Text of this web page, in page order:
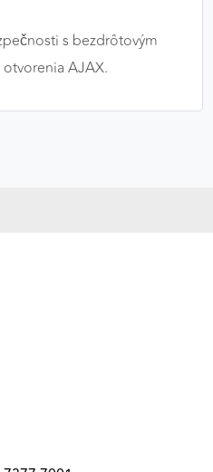
s bezdrôtovým
AJAX.